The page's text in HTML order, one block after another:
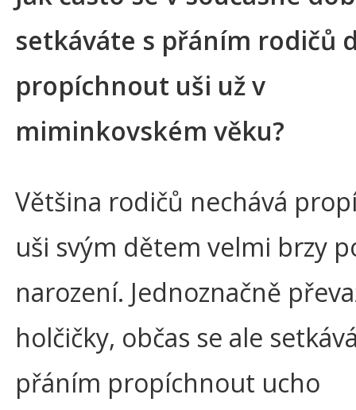
setkáváte s přáním rodičů
propíchnout uši už v
miminkovském věku?
Většina rodičů nechává
uši svým dětem velmi brzy
narození. Jednoznačně
holčičky, občas se ale
přáním propíchnout ucho